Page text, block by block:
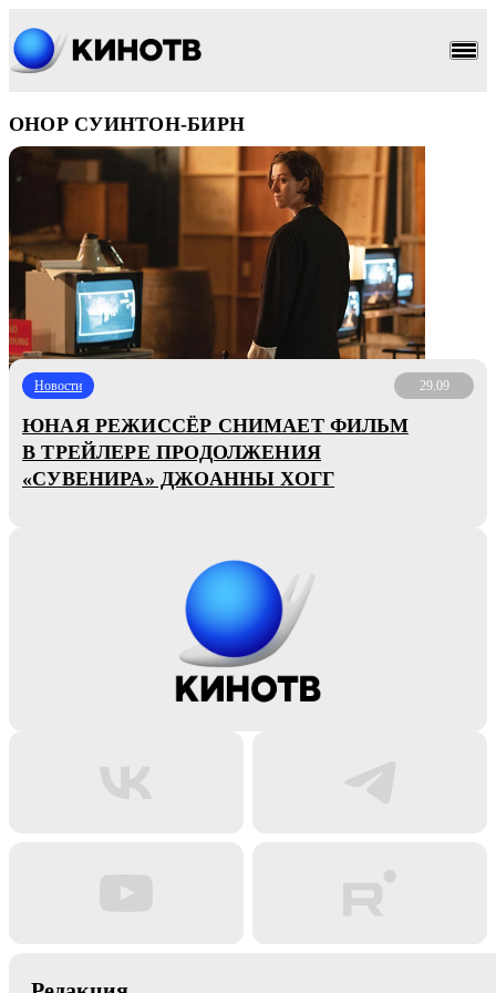
ОНОР СУИНТОН-БИРН
Новости 29.09
ЮНАЯ РЕЖИССЁР СНИМАЕТ ФИЛЬМ
В ТРЕЙЛЕРЕ ПРОДОЛЖЕНИЯ
«СУВЕНИРА» ДЖОАННЫ ХОГГ